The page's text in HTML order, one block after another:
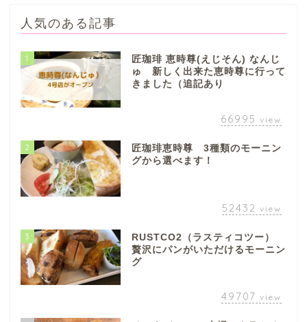
人気のある記事
1
匠珈琲 恵時尊(えじそん) なんじ
ゅ 新しく出来た恵時尊に行って
きました（追記あり
66995 view
2
匠珈琲恵時尊 3種類のモーニン
グから選べます！
52432 view
3
RUSTCO2（ラスティコツー）
贅沢にパンがいただけるモーニン
グ
49707 view
垂井町
神戸町
関市